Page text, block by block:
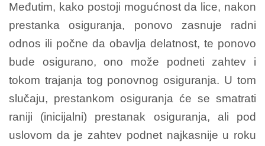
Međutim, kako postoji mogućnost da lice, nakon
prestanka osiguranja, ponovo zasnuje radni
odnos ili počne da obavlja delatnost, te ponovo
bude osigurano, ono može podneti zahtev i
tokom trajanja tog ponovnog osiguranja. U tom
slučaju, prestankom osiguranja će se smatrati
raniji (inicijalni) prestanak osiguranja, ali pod
uslovom da je zahtev podnet najkasnije u roku